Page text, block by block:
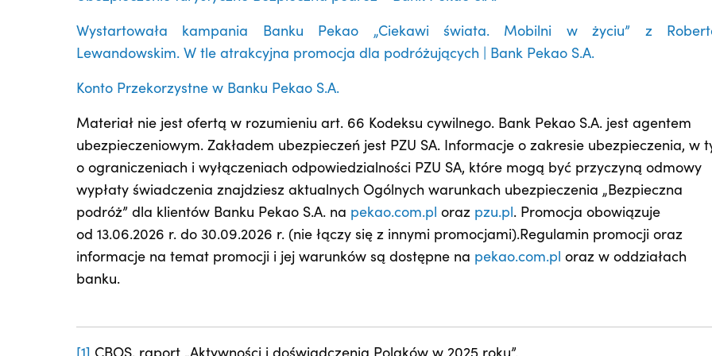
Wystartowała kampania Banku Pekao „Ciekawi świata. Mobilni w życiu” z
Lewandowskim. W tle atrakcyjna promocja dla podróżujących | Bank Pekao S.A.
Konto Przekorzystne w Banku Pekao S.A.
Materiał nie jest ofertą w rozumieniu art. 66 Kodeksu cywilnego. Bank Pekao S.A. jest agentem
ubezpieczeniowym. Zakładem ubezpieczeń jest PZU SA. Informacje o zakresie ubezpieczenia, w
o ograniczeniach i wyłączeniach odpowiedzialności PZU SA, które mogą być przyczyną odmowy
wypłaty świadczenia znajdziesz aktualnych Ogólnych warunkach ubezpieczenia „Bezpieczna
podróż” dla klientów Banku Pekao S.A. na pekao.com.pl oraz pzu.pl. Promocja obowiązuje
od 13.06.2026 r. do 30.09.2026 r. (nie łączy się z innymi promocjami).Regulamin promocji oraz
informacje na temat promocji i jej warunków są dostępne na pekao.com.pl oraz w oddziałach
banku.